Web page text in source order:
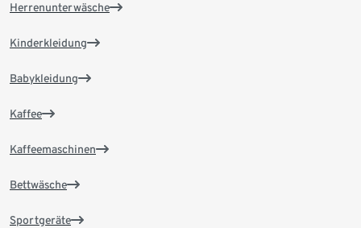
Herrenunterwäsche
Kinderkleidung
Babykleidung
Kaffee
Kaffeemaschinen
Bettwäsche
Sportgeräte